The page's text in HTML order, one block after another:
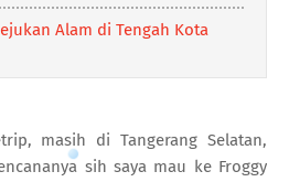
Alam di Tengah Kota
masih di Tangerang Selatan,
sih saya mau ke Froggy